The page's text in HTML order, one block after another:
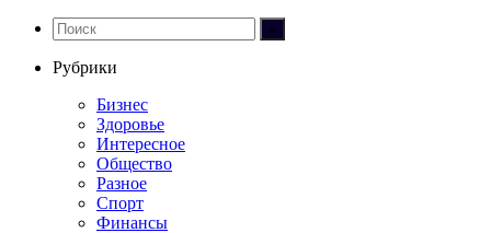
Рубрики
Бизнес
Здоровье
Интересное
Общество
Разное
Спорт
Финансы